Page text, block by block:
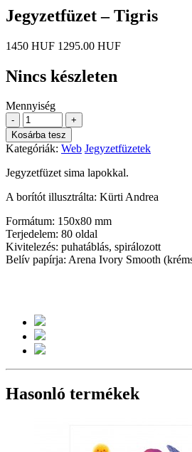
Jegyzetfüzet – Tigris
1450 HUF 1295.00 HUF
Nincs készleten
Mennyiség
-
+
Kosárba tesz
Kategóriák: Web Jegyzetfüzetek
Jegyzetfüzet sima lapokkal.
A borítót illusztrálta: Kürti Andrea
Formátum: 150x80 mm
Terjedelem: 80 oldal
Kivitelezés: puhatáblás, spirálozott
Belív papírja: Arena Ivory Smooth
Hasonló termékek